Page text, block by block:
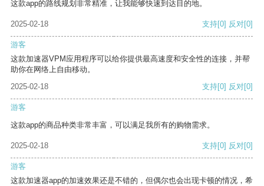
这款app的路线规划非常精准，让我能够快速到达目的地。
2025-02-18 支持[0] 反对[0]
游客
这款加速器VPM应用程序可以给你提供最高速度和安全性的连接，并帮
助你在网络上自由移动。
2025-02-18
支持[0] 反对[0]
游客
这款app的商品种类非常丰富，可以满足我所有的购物需求。
2025-02-18 支持[0] 反对[0]
游客
这款加速器app的加速效果还是不错的，但偶尔也会出现卡顿的情况，希